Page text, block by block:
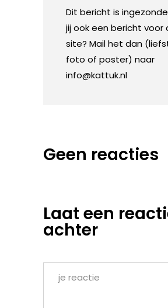
Dit bericht is
jij ook een bericht voor
site? Mail het dan
foto of poster) naar
info@kattuk.nl
Geen reacties
Laat een
achter